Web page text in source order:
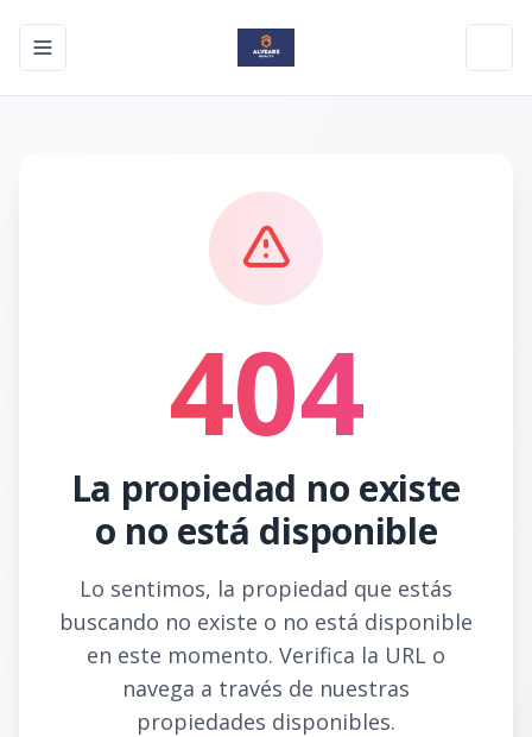
Toggle navigation menu
404
La propiedad no existe
o no está disponible
Lo sentimos, la propiedad que estás
buscando no existe o no está disponible
en este momento. Verifica la URL o
navega a través de nuestras
propiedades disponibles.